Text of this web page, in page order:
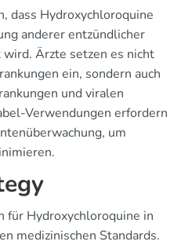
dass Hydroxychloroquine
anderer entzündlicher
Ärzte setzen es nicht
ein, sondern auch
und viralen
Verwendungen erfordern
um
für Hydroxychloroquine in
medizinischen Standards.